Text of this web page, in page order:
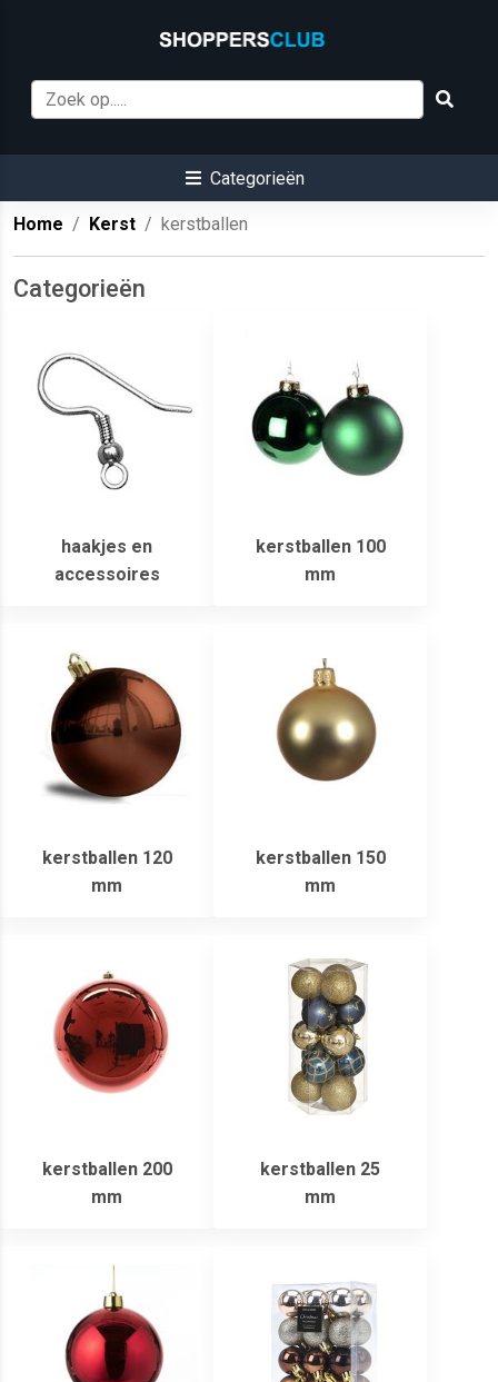
Categorieën
Home Kerst kerstballen
Categorieën
haakjes en
accessoires
kerstballen 100
mm
kerstballen 120
mm
kerstballen 150
mm
kerstballen 200
mm
kerstballen 25
mm